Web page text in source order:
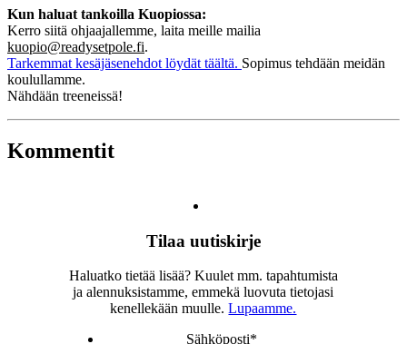
Kun haluat tankoilla Kuopiossa:
Kerro siitä ohjaajallemme, laita meille mailia
kuopio@readysetpole.fi.
Tarkemmat kesäjäsenehdot löydät täältä. Sopimus tehdään meidän
koulullamme.
Nähdään treeneissä!
Kommentit
Tilaa uutiskirje
Haluatko tietää lisää? Kuulet mm. tapahtumista
ja alennuksistamme, emmekä luovuta tietojasi
kenellekään muulle.Lupaamme.
Sähköposti*